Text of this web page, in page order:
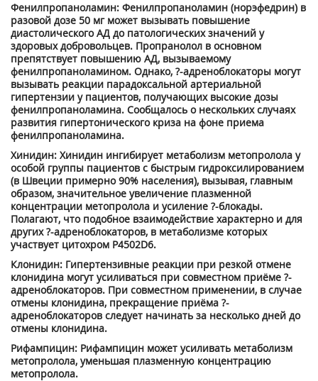
Фенилпропаноламин: Фенилпропаноламин (норэфедрин) в
разовой дозе 50 мг может вызывать повышение
диастолического АД до патологических значений у
здоровых добровольцев. Пропранолол в основном
препятствует повышению АД, вызываемому
фенилпропаноламином. Однако, ?-адреноблокаторы могут
вызывать реакции парадоксальной артериальной
гипертензии у пациентов, получающих высокие дозы
фенилпропаноламина. Сообщалось о нескольких случаях
развития гипертонического криза на фоне приема
фенилпропаноламина.
Хинидин: Хинидин ингибирует метаболизм метопролола у
особой группы пациентов с быстрым гидроксилированием
(в Швеции примерно 90% населения), вызывая, главным
образом, значительное увеличение плазменной
концентрации метопролола и усиление ?-блокады.
Полагают, что подобное взаимодействие характерно и для
других ?-адреноблокаторов, в метаболизме которых
участвует цитохром P4502D6.
Клонидин: Гипертензивные реакции при резкой отмене
клонидина могут усиливаться при совместном приёме ?-
адреноблокаторов. При совместном применении, в случае
отмены клонидина, прекращение приёма ?-
адреноблокаторов следует начинать за несколько дней до
отмены клонидина.
Рифампицин: Рифампицин может усиливать метаболизм
метопролола, уменьшая плазменную концентрацию
метопролола.